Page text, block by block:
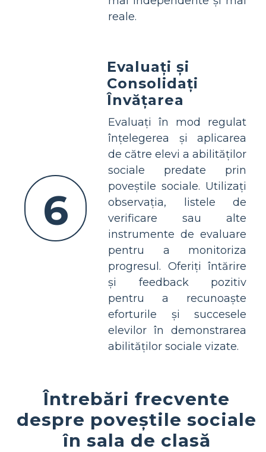
reale.
6
Evaluați și
Consolidați
Învățarea
Evaluați în mod regulat
înțelegerea și aplicarea
de către elevi a abilităților
sociale predate prin
poveștile sociale. Utilizați
observația, listele de
verificare sau alte
instrumente de evaluare
pentru a monitoriza
progresul. Oferiți întărire
și feedback pozitiv
pentru a recunoaște
eforturile și succesele
elevilor în demonstrarea
abilităților sociale vizate.
Întrebări frecvente
despre poveștile sociale
în sala de clasă